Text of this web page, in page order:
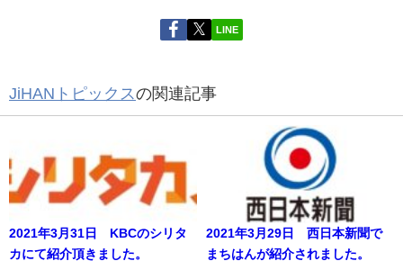
LINE
JiHANトピックスの関連記事
2021年3月31日 KBCのシリタ
カにて紹介頂きました。
2021年3月29日 西日本新聞で
まちはんが紹介されました。